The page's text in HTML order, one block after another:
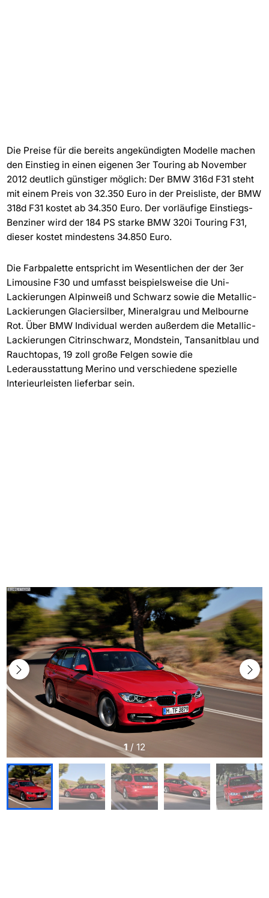
Die Preise für die bereits angekündigten Modelle machen
den Einstieg in einen eigenen 3er Touring ab November
2012 deutlich günstiger möglich: Der BMW 316d F31 steht
mit einem Preis von 32.350 Euro in der Preisliste, der BMW
318d F31 kostet ab 34.350 Euro. Der vorläufige Einstiegs-
Benziner wird der 184 PS starke BMW 320i Touring F31,
dieser kostet mindestens 34.850 Euro.
Die Farbpalette entspricht im Wesentlichen der der 3er
Limousine F30 und umfasst beispielsweise die Uni-
Lackierungen Alpinweiß und Schwarz sowie die Metallic-
Lackierungen Glaciersilber, Mineralgrau und Melbourne
Rot. Über BMW Individual werden außerdem die Metallic-
Lackierungen Citrinschwarz, Mondstein, Tansanitblau und
Rauchtopas, 19 zoll große Felgen sowie die
Lederausstattung Merino und verschiedene spezielle
Interieurleisten lieferbar sein.
1/ 12